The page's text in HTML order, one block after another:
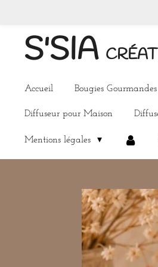
contenu
principalS'SIA
Accueil Bougies Gourmandes
Diffuseur pour Maison
Mentions légales